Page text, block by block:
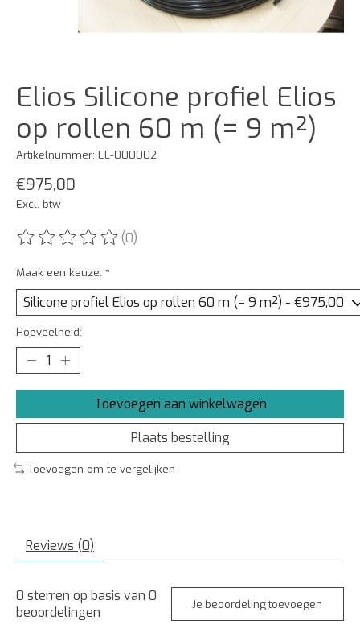
Elios Silicone profiel Elios
op rollen 60 m (= 9 m²)
Artikelnummer: EL-000002
€975,00
Excl. btw
De beoordeling van dit product is
(0)
Maak een keuze: *
Hoeveelheid:
Toevoegen aan winkelwagen
Plaats bestelling
Toevoegen om te vergelijken
Reviews (0)
0 sterren op basis van 0
beoordelingen
Je beoordeling toevoegen